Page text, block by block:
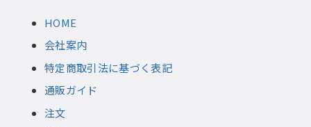
HOME
会社案内
特定商取引法に基づく表記
通販ガイド
注文